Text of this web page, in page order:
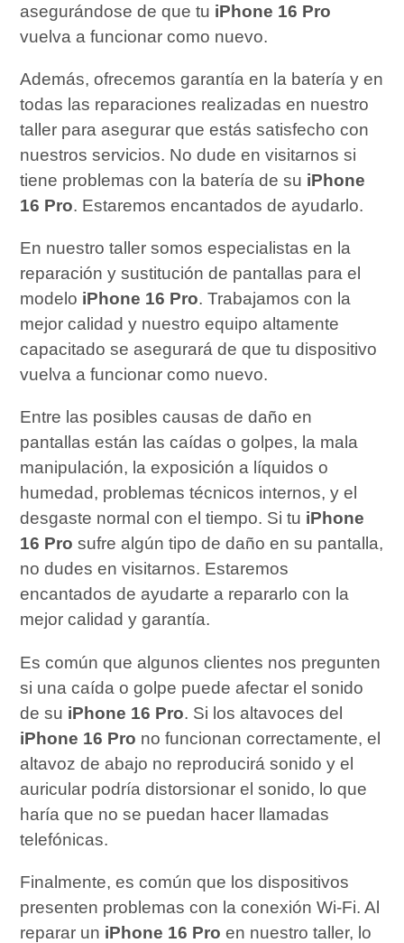
asegurándose de que tu iPhone 16 Pro
vuelva a funcionar como nuevo.
Además, ofrecemos garantía en la batería y en
todas las reparaciones realizadas en nuestro
taller para asegurar que estás satisfecho con
nuestros servicios. No dude en visitarnos si
tiene problemas con la batería de su iPhone
16 Pro. Estaremos encantados de ayudarlo.
En nuestro taller somos especialistas en la
reparación y sustitución de pantallas para el
modelo iPhone 16 Pro. Trabajamos con la
mejor calidad y nuestro equipo altamente
capacitado se asegurará de que tu dispositivo
vuelva a funcionar como nuevo.
Entre las posibles causas de daño en
pantallas están las caídas o golpes, la mala
manipulación, la exposición a líquidos o
humedad, problemas técnicos internos, y el
desgaste normal con el tiempo. Si tu iPhone
16 Pro sufre algún tipo de daño en su pantalla,
no dudes en visitarnos. Estaremos
encantados de ayudarte a repararlo con la
mejor calidad y garantía.
Es común que algunos clientes nos pregunten
si una caída o golpe puede afectar el sonido
de su iPhone 16 Pro. Si los altavoces del
iPhone 16 Pro no funcionan correctamente, el
altavoz de abajo no reproducirá sonido y el
auricular podría distorsionar el sonido, lo que
haría que no se puedan hacer llamadas
telefónicas.
Finalmente, es común que los dispositivos
presenten problemas con la conexión Wi-Fi. Al
reparar un iPhone 16 Pro en nuestro taller, lo